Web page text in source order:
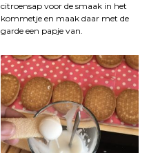
citroensap voor de smaak in het
kommetje en maak daar met de
garde een papje van.